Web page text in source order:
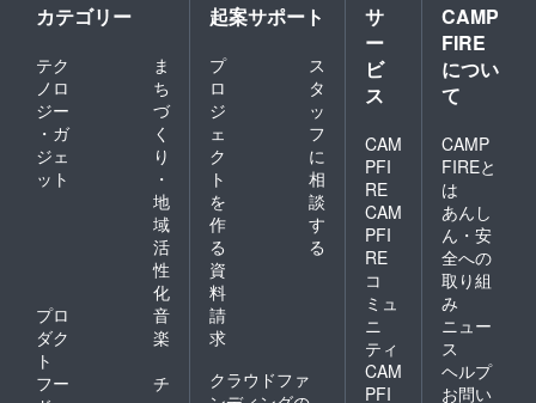
カテゴリー
テク
ノロ
ジー
・ガ
ジェ
ット
ま
ち
づ
く
り
・
地
域
活
性
化
プロ
ダク
ト
音
楽
フー
チ
起案サポート
プ
ロ
ジ
ェ
ク
ト
を
作
る
ス
タ
ッ
フ
に
相
談
す
る
資
料
請
求
クラウドファ
サ
ー
ビ
ス
CAM
PFI
RE
CAM
PFI
RE
コ
ミュ
ニ
ティ
CAM
PFI
CAMP
FIRE
につい
て
CAMP
FIREと
は
あんし
ん・安
全への
取り組
み
ニュー
ス
ヘルプ
お問い